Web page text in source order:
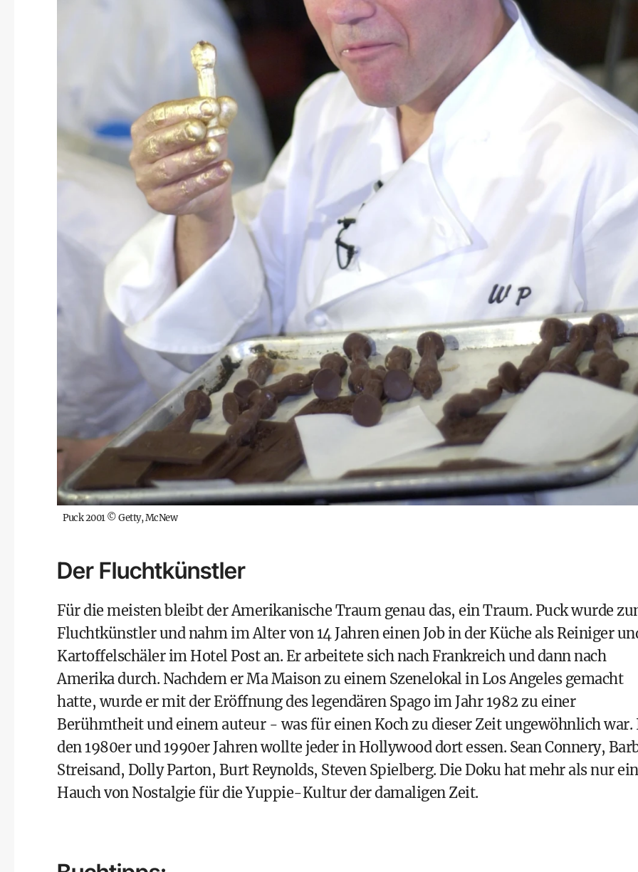
Puck 2001©Getty, McNew
Der Fluchtkünstler
Für die meisten bleibt der Amerikanische Traum genau das, ein Traum. Puck wurde
Fluchtkünstler und nahm im Alter von 14 Jahren einen Job in der Küche als Reiniger
Kartoffelschäler im Hotel Post an. Er arbeitete sich nach Frankreich und dann nach
Amerika durch. Nachdem er Ma Maison zu einem Szenelokal in Los Angeles gemacht
hatte, wurde er mit der Eröffnung des legendären Spago im Jahr 1982 zu einer
Berühmtheit und einem auteur - was für einen Koch zu dieser Zeit ungewöhnlich war.
den 1980er und 1990er Jahren wollte jeder in Hollywood dort essen. Sean Connery,
Streisand, Dolly Parton, Burt Reynolds, Steven Spielberg. Die Doku hat mehr als nur
Hauch von Nostalgie für die Yuppie-Kultur der damaligen Zeit.